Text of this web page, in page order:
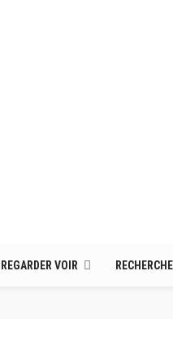
REGARDER VOIR